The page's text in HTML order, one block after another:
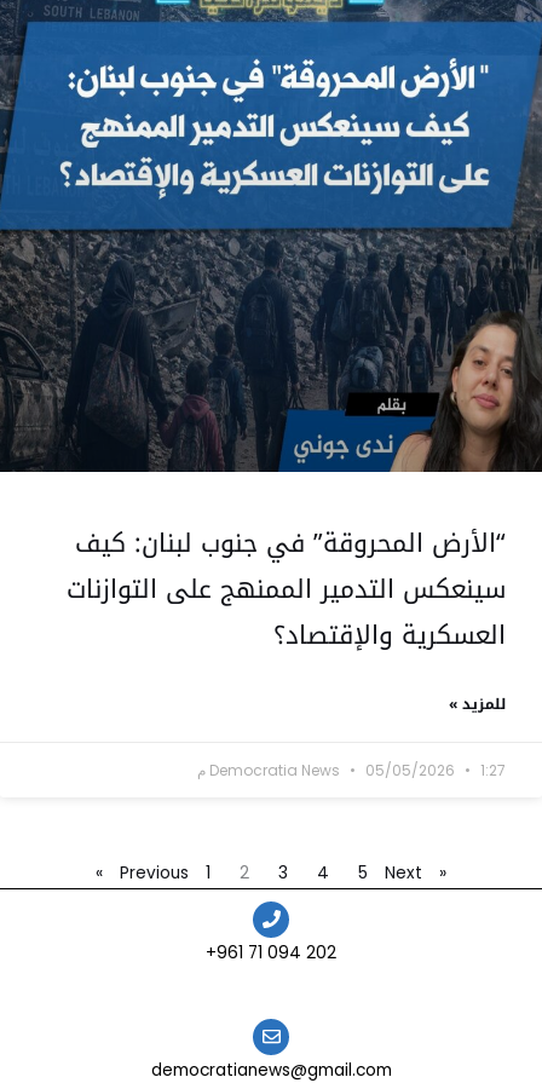
“الأرض المحروقة” في جنوب لبنان: كيف
سينعكس التدمير الممنهج على التوازنات
العسكرية والإقتصاد؟
للمزيد »
Democratia News 05/05/2026 1:27 م
« Previous
1 2 3 4 5 Next »
202 094 71 961+
democratianews@gmail.com